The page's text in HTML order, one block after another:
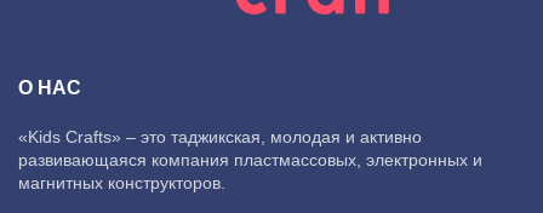
О НАС
«Kids Crafts» – это таджикская, молодая и активно
развивающаяся компания пластмассовых, электронных и
магнитных конструкторов.